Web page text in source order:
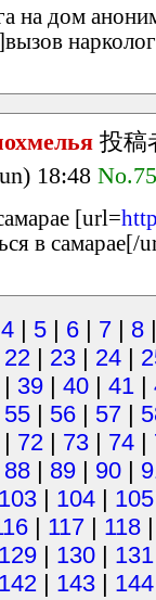
на дом
投稿
18:48
[url=
в самарае[/
4 | 5 | 6 | 7 | 8
22 | 23 | 24 |
| 39 | 40 | 41 |
55 | 56 | 57 |
| 72 | 73 | 74 |
88 | 89 | 90 |
103 | 104 | 105
| 117 | 118
129 | 130 | 131
142 | 143 | 144